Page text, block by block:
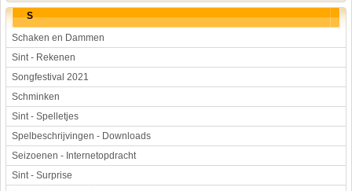
S
Schaken en Dammen
Sint - Rekenen
Songfestival 2021
Schminken
Sint - Spelletjes
Spelbeschrijvingen - Downloads
Seizoenen - Internetopdracht
Sint - Surprise